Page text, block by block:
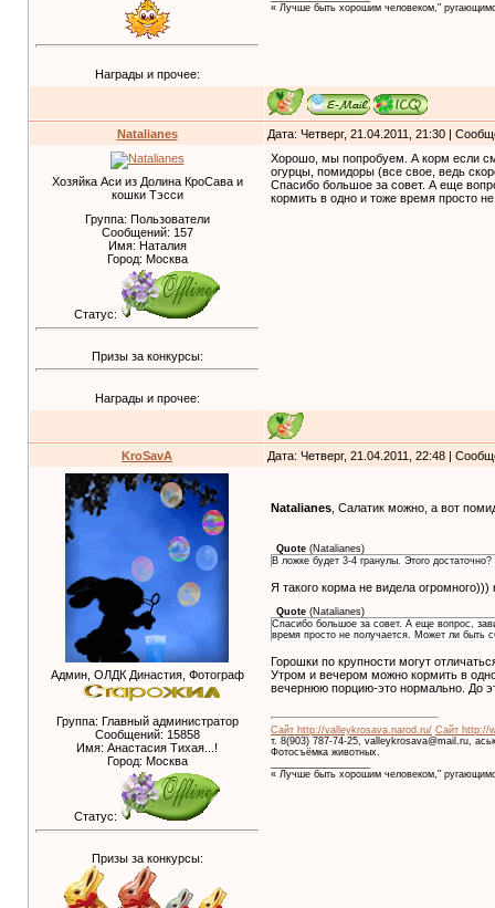
Награды и прочее:
« Лучше быть хорошим человеком,"
Natalianes Дата: Четверг, 21.04.2011, 21:30 |
Хозяйка Аси из Долина КроСава и
кошки Тэсси
Группа: Пользователи
Сообщений: 157
Имя: Наталия
Город: Москва
Статус:
Призы за конкурсы:
Награды и прочее:
Хорошо, мы попробуем. А корм если
огурцы, помидоры (все свое, ведь
Спасибо большое за совет. А еще
кормить в одно и тоже время просто
KroSavA Дата: Четверг, 21.04.2011, 22:48 |
Админ, ОЛДК Династия, Фотограф
Группа: Главный администратор
Сообщений: 15858
Имя: Анастасия Тихая...!
Город: Москва
Статус:
Призы за конкурсы:
Natalianes , Салатик можно, а вот
Quote (Natalianes)
В ложке будет 3-4 гранулы. Этого достаточно?
Я такого корма не видела
Quote (Natalianes)
Спасибо большое за совет. А еще вопрос,
время просто не получается. Может ли быть
Горошки по крупности могут
Утром и вечером можно кормить в
вечернюю порцию-это нормально. До
Сайт http://valleykrosava.narod.ru/ Сайт http://
т. 8(903) 787-74-25, valleykrosava@mail.ru,
Фотосъёмка животных.
« Лучше быть хорошим человеком,"